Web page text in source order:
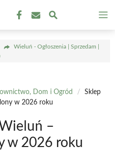
Wieluń - Ogłoszenia | Sprzedam |
Dom i Ogród /
Sklep
w 2026 roku
–
w 2026 roku